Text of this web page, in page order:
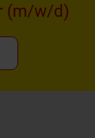
(m/w/d)